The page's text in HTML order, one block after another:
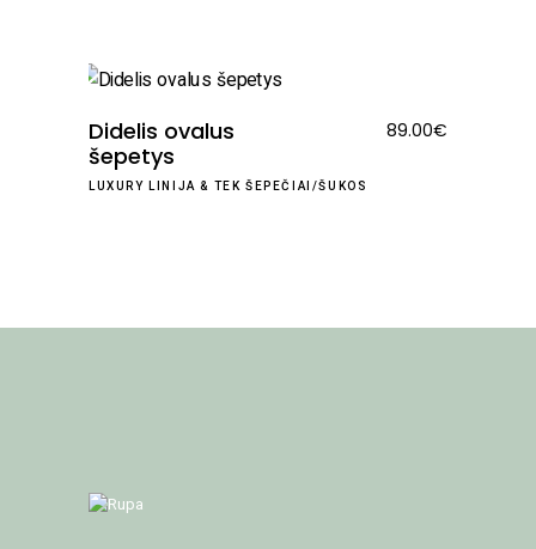
Didelis ovalus
šepetys
89.00€
LUXURY LINIJA & TEK ŠEPEČIAI/ŠUKOS